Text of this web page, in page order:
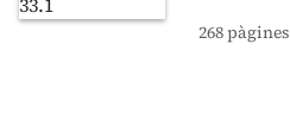
268 pàgines